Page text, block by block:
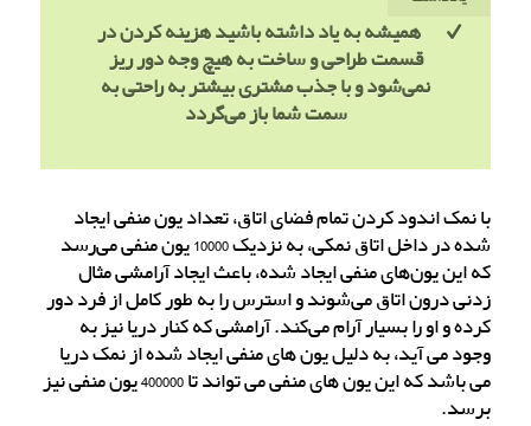
همیشه به یاد داشته باشید هزینه کردن در
قسمت طراحی و ساخت به هیچ وجه دور ریز
نمی‌شود و با جذب مشتری بیشتر به راحتی به
سمت شما باز می‌گردد
با نمک اندود کردن تمام فضای اتاق، تعداد یون منفی ایجاد
شده در داخل اتاق نمکی، به نزدیک 10000 یون منفی می‌رسد
که این یون‌های منفی ایجاد شده، باعث ایجاد آرامشی مثال
زدنی درون اتاق می‌شوند و استرس را به طور کامل از فرد دور
کرده و او را بسیار آرام می‌کند. آرامشی که کنار دریا نیز به
وجود می آید، به دلیل یون های منفی ایجاد شده از نمک دریا
می باشد که این یون های منفی می تواند تا 400000 یون منفی نیز
برسد.